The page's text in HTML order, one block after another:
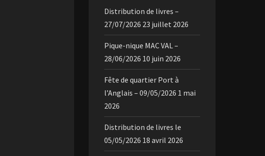
Distribution de livres –
27/07/2026 23 juillet 2026
Pique-nique MAC VAL –
28/06/2026 10 juin 2026
Fête de quartier Port à
l’Anglais – 09/05/2026 1 mai
2026
Distribution de livres le
05/05/2026 18 avril 2026